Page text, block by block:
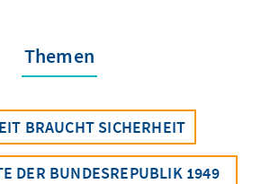
Themen
BRAUCHT SICHERHEIT
DER BUNDESREPUBLIK 1949